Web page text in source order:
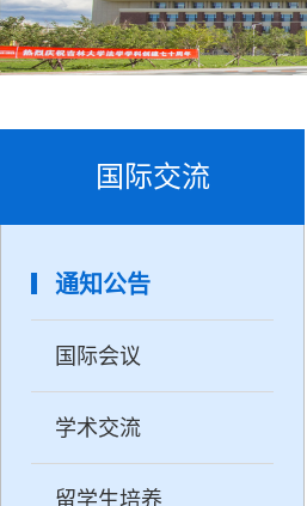
国际交流
通知公告
国际会议
学术交流
留学生培养